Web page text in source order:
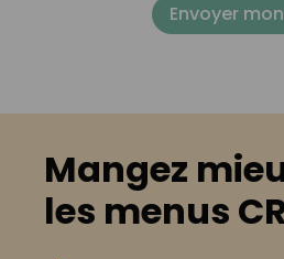
Envoyer
Mangez
les menus